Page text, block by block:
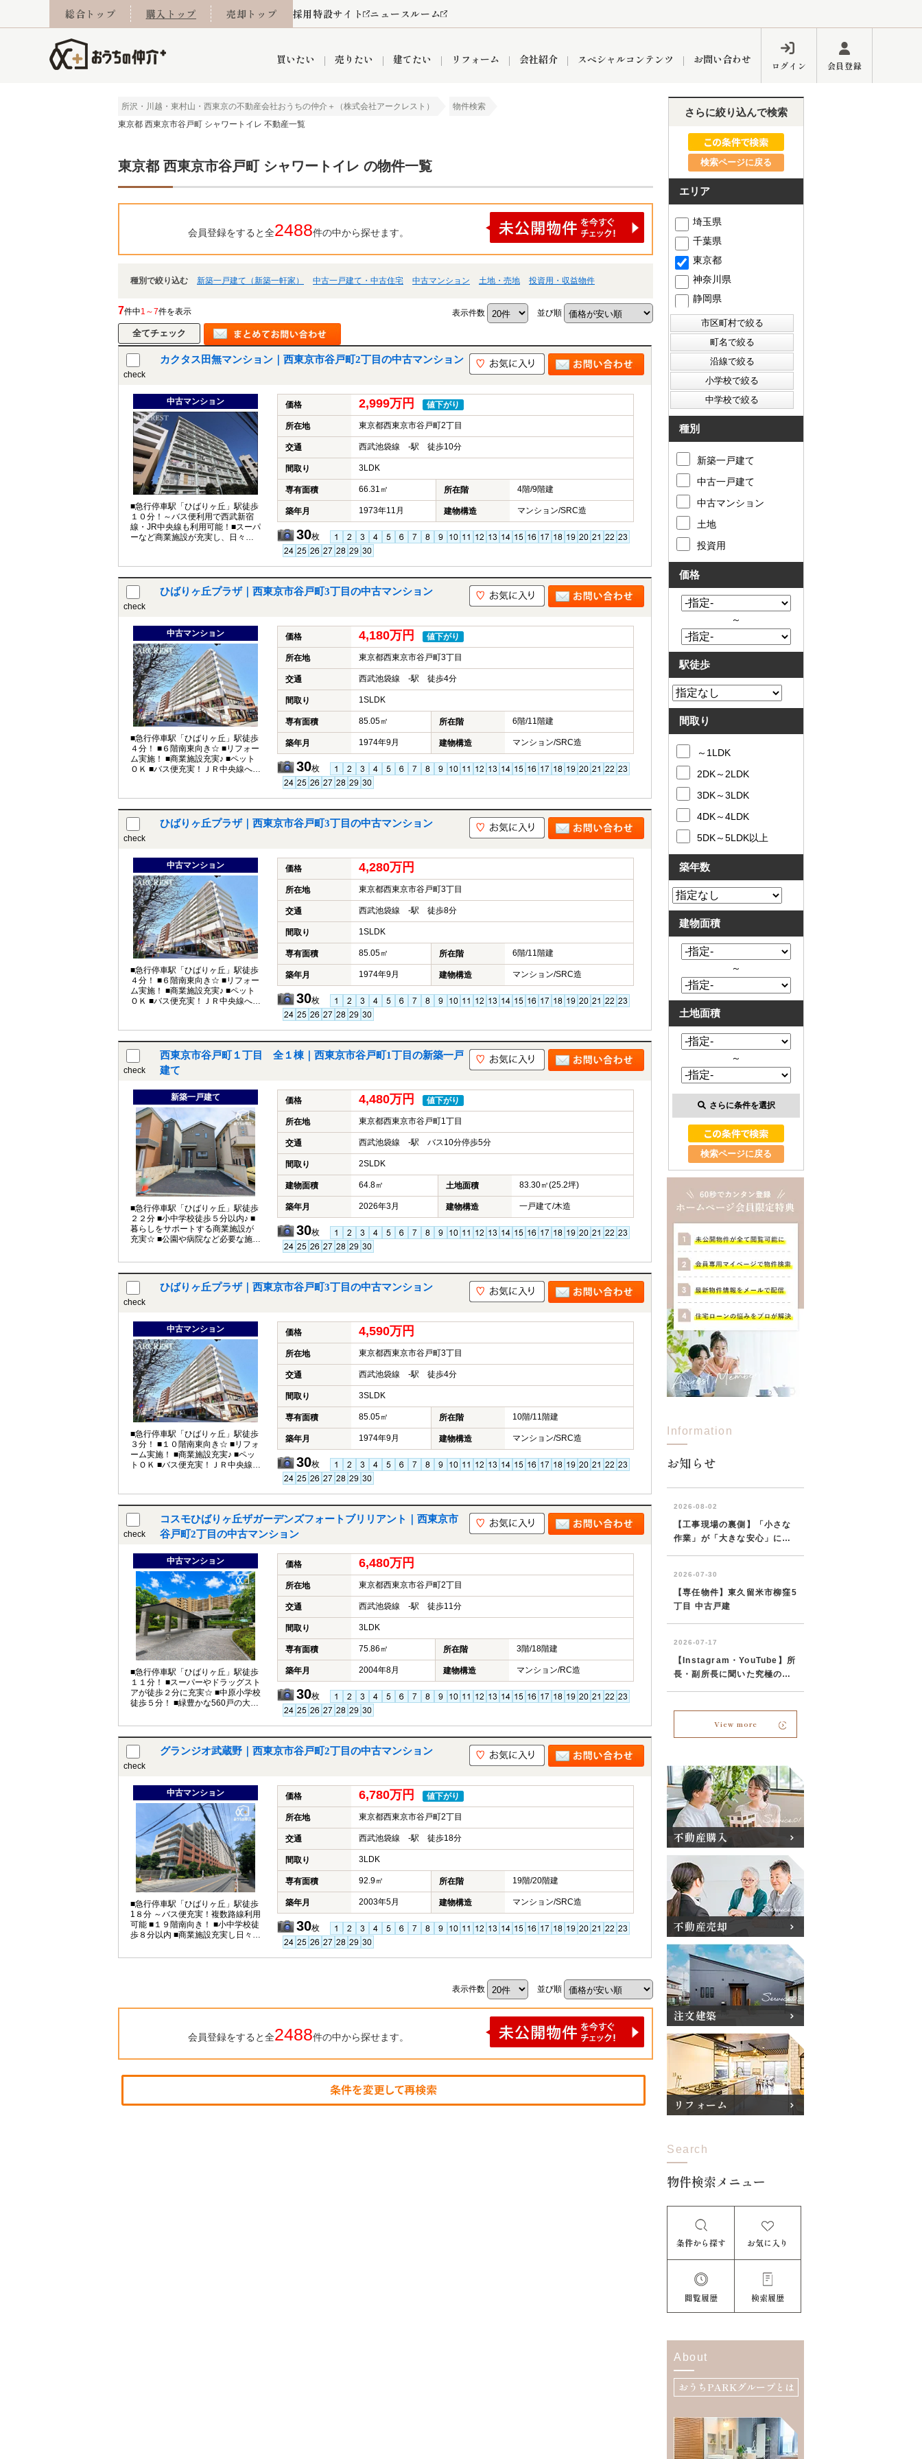
総合トップ 購入トップ 売却トップ 採用特設サイト ニュースルーム
買いたい
川越市 入間市 飯能市 狭山市 ふじみ野市 富士見市 志木市 新座市 朝霞市 西東京市 東村山市 東大和市
売りたい
練馬区
建てたい リフォーム 会社紹介
インフォメーション ブログ
秋津営業所 東久留米営業所
スペシャルコンテンツ お問い合わせ ログイン 会員登録
所沢・川越・東村山・西東京の不動産会社おうちの仲介＋（株式会社アークレスト）
物件検索
東京都 西東京市谷戸町 シャワートイレ 不動産一覧
東京都 西東京市谷戸町 シャワートイレ の物件一覧
会員登録をすると全2488件の中から探せます。
種別で絞り込む 新築一戸建て（新築一軒家） 中古一戸建て・中古住宅 中古マンション 土地・売地 投資用・収益物件
7件中1～7件を表示 表示件数 並び順
check
カクタス田無マンション｜西東京市谷戸町2丁目の中古マンション
中古マンション
■急行停車駅「ひばりヶ丘」駅徒歩
１０分！～バス便利用で西武新宿
線・JR中央線も利用可能！■スーパ
ーなど商業施設が充実し、日々の
価格 2,999万円 値下がり
所在地 東京都西東京市谷戸町2丁目
交通 西武池袋線 -駅 徒歩10分
間取り 3LDK
専有面積 66.31㎡ 所在階 4階/9階建
築年月 1973年11月 建物構造 マンション/SRC造
30枚
check
ひばりヶ丘プラザ｜西東京市谷戸町3丁目の中古マンション
中古マンション
■急行停車駅「ひばりヶ丘」駅徒歩
４分！ ■６階南東向き☆ ■リフォー
ム実施！ ■商業施設充実♪ ■ペット
ＯＫ ■バス便充実！ＪＲ中央線へも
価格 4,180万円 値下がり
所在地 東京都西東京市谷戸町3丁目
交通 西武池袋線 -駅 徒歩4分
間取り 1SLDK
専有面積 85.05㎡ 所在階 6階/11階建
築年月 1974年9月 建物構造 マンション/SRC造
30枚
check
ひばりヶ丘プラザ｜西東京市谷戸町3丁目の中古マンション
中古マンション
■急行停車駅「ひばりヶ丘」駅徒歩
４分！ ■６階南東向き☆ ■リフォー
ム実施！ ■商業施設充実♪ ■ペット
ＯＫ ■バス便充実！ＪＲ中央線へも
価格 4,280万円
所在地 東京都西東京市谷戸町3丁目
交通 西武池袋線 -駅 徒歩8分
間取り 1SLDK
専有面積 85.05㎡ 所在階 6階/11階建
築年月 1974年9月 建物構造 マンション/SRC造
30枚
check
西東京市谷戸町１丁目 全１棟｜西東京市谷戸町1丁目の新築一戸
建て
新築一戸建て
■急行停車駅「ひばりヶ丘」駅徒歩
２２分 ■小中学校徒歩５分以内♪ ■
暮らしをサポートする商業施設が
充実☆ ■公園や病院など必要な施設
価格 4,480万円 値下がり
所在地 東京都西東京市谷戸町1丁目
交通 西武池袋線 -駅 バス10分停歩5分
間取り 2SLDK
建物面積 64.8㎡ 土地面積 83.30㎡(25.2坪)
築年月 2026年3月 建物構造 一戸建て/木造
30枚
check
ひばりヶ丘プラザ｜西東京市谷戸町3丁目の中古マンション
中古マンション
■急行停車駅「ひばりヶ丘」駅徒歩
３分！ ■１０階南東向き☆ ■リフォ
ーム実施！ ■商業施設充実♪ ■ペッ
トＯＫ ■バス便充実！ＪＲ中央線へ
価格 4,590万円
所在地 東京都西東京市谷戸町3丁目
交通 西武池袋線 -駅 徒歩4分
間取り 3SLDK
専有面積 85.05㎡ 所在階 10階/11階建
築年月 1974年9月 建物構造 マンション/SRC造
30枚
check
コスモひばりヶ丘ザガーデンズフォートブリリアント｜西東京市
谷戸町2丁目の中古マンション
中古マンション
■急行停車駅「ひばりヶ丘」駅徒歩
１１分！ ■スーパーやドラッグスト
アが徒歩２分に充実☆ ■中原小学校
徒歩５分！ ■緑豊かな560戸の大規
価格 6,480万円
所在地 東京都西東京市谷戸町2丁目
交通 西武池袋線 -駅 徒歩11分
間取り 3LDK
専有面積 75.86㎡ 所在階 3階/18階建
築年月 2004年8月 建物構造 マンション/RC造
30枚
check
グランジオ武蔵野｜西東京市谷戸町2丁目の中古マンション
中古マンション
■急行停車駅「ひばりヶ丘」駅徒歩
1８分 ～バス便充実！複数路線利用
可能 ■１９階南向き！ ■小中学校徒
歩８分以内 ■商業施設充実し日々の
価格 6,780万円 値下がり
所在地 東京都西東京市谷戸町2丁目
交通 西武池袋線 -駅 徒歩18分
間取り 3LDK
専有面積 92.9㎡ 所在階 19階/20階建
築年月 2003年5月 建物構造 マンション/SRC造
30枚
表示件数 並び順
会員登録をすると全2488件の中から探せます。
さらに絞り込んで検索
検索ページに戻る
エリア
埼玉県
千葉県
東京都
神奈川県
静岡県
種別
新築一戸建て
中古一戸建て
中古マンション
土地
投資用
価格
～
駅徒歩
間取り
～1LDK
2DK～2LDK
3DK～3LDK
4DK～4LDK
5DK～5LDK以上
築年数
建物面積
～
土地面積
～
さらに条件を選択
検索ページに戻る
Information
お知らせ
View more
不動産購入
不動産売却
注文建築
リフォーム
Search
物件検索メニュー
条件から探す お気に入り
閲覧履歴 検索履歴
About
おうちPARKグループとは